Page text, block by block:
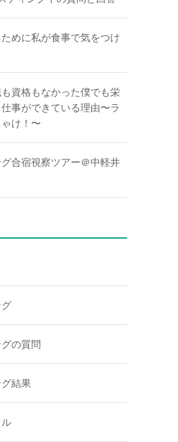
めに私が食事で気をつけ
資格もなかった僕でも栄
事ができている理由〜ラ
け！〜
合宿視察ツアー＠中軽井
の質問
結果